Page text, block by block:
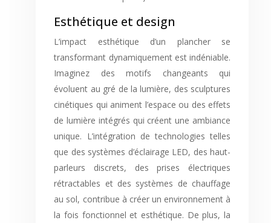
Esthétique et design
L’impact esthétique d’un plancher se
transformant dynamiquement est indéniable.
Imaginez des motifs changeants qui
évoluent au gré de la lumière, des sculptures
cinétiques qui animent l’espace ou des effets
de lumière intégrés qui créent une ambiance
unique. L’intégration de technologies telles
que des systèmes d’éclairage LED, des haut-
parleurs discrets, des prises électriques
rétractables et des systèmes de chauffage
au sol, contribue à créer un environnement à
la fois fonctionnel et esthétique. De plus, la